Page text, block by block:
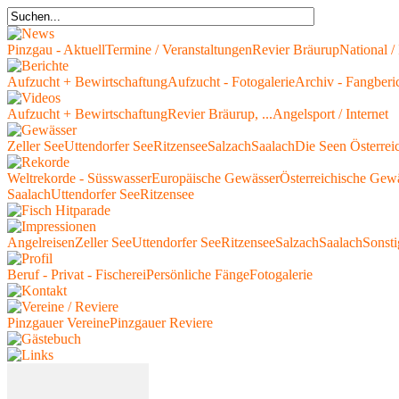
Pinzgau - AktuellTermine / VeranstaltungenRevier BräurupNational /
Aufzucht + BewirtschaftungAufzucht - FotogalerieArchiv -
Aufzucht + BewirtschaftungRevier Bräurup, ...Angelsport / Internet
Zeller SeeUttendorfer SeeRitzenseeSalzachSaalachDie Seen
Weltrekorde - SüsswasserEuropäische GewässerÖsterreichische
SaalachUttendorfer SeeRitzensee
AngelreisenZeller SeeUttendorfer SeeRitzenseeSalzachSaalach
Beruf - Privat - FischereiPersönliche FängeFotogalerie
Pinzgauer VereinePinzgauer Reviere